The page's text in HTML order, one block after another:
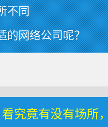
不同
的网络公司呢？
看究竟有没有场所